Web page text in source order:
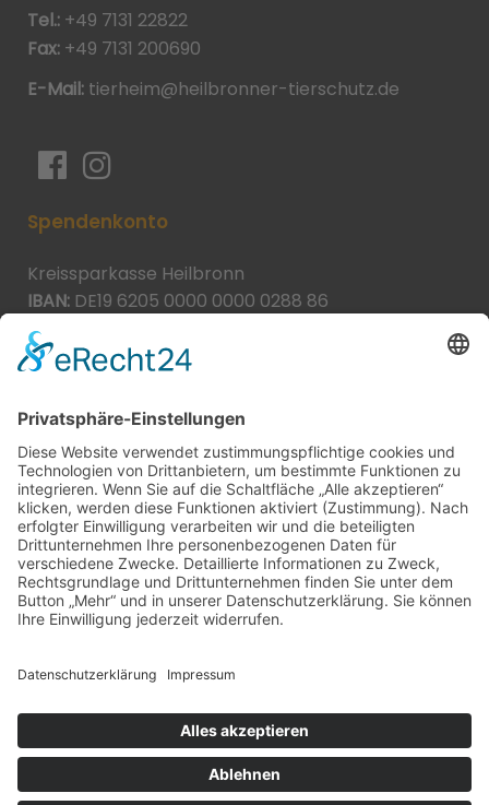
Tel.: +49 7131 22822
Fax: +49 7131 200690
E-Mail: tierheim@heilbronner-tierschutz.de
Spendenkonto
Kreissparkasse Heilbronn
IBAN: DE19 6205 0000 0000 0288 86
BIC:
Spende direkt via PayPal
JETZT SPENDEN
paypal@heilbronner-tierschutz.de
© 2021Systemhaus JOAM
Datenschutzerklärung